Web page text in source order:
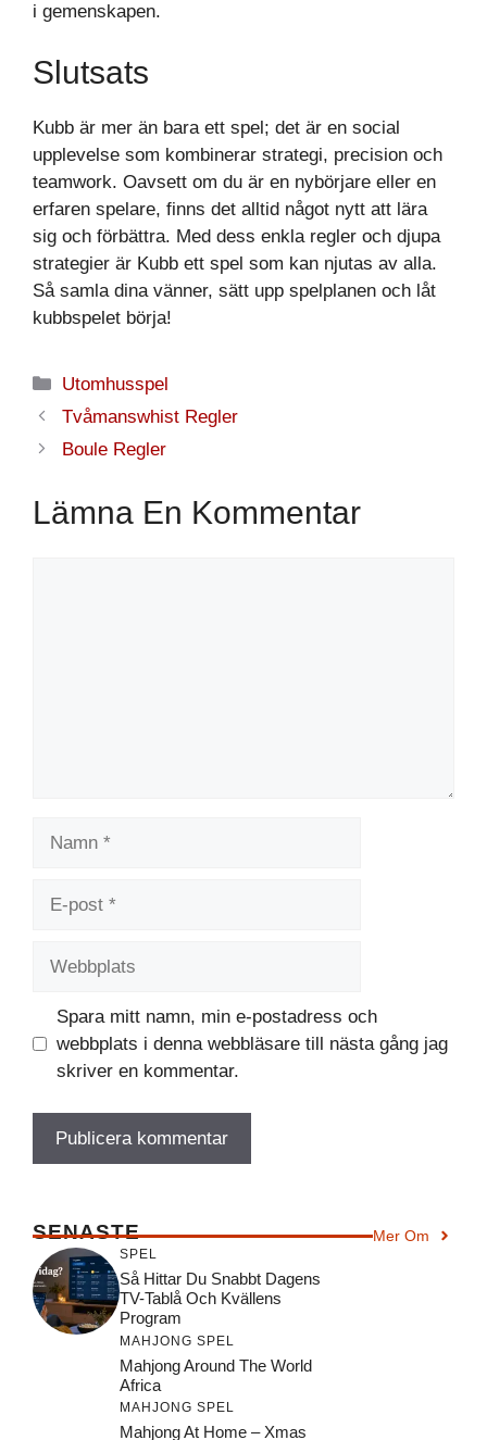
i gemenskapen.
Slutsats
Kubb är mer än bara ett spel; det är en social
upplevelse som kombinerar strategi, precision och
teamwork. Oavsett om du är en nybörjare eller en
erfaren spelare, finns det alltid något nytt att lära
sig och förbättra. Med dess enkla regler och djupa
strategier är Kubb ett spel som kan njutas av alla.
Så samla dina vänner, sätt upp spelplanen och låt
kubbspelet börja!
Kategorier
Utomhusspel
Tvåmanswhist Regler
Boule Regler
Lämna En Kommentar
Spara mitt namn, min e-postadress och
webbplats i denna webbläsare till nästa gång jag
skriver en kommentar.
SENASTE Mer Om
SPEL
Så Hittar Du Snabbt Dagens
TV-Tablå Och Kvällens
Program
MAHJONG SPEL
Mahjong Around The World
Africa
MAHJONG SPEL
Mahjong At Home – Xmas